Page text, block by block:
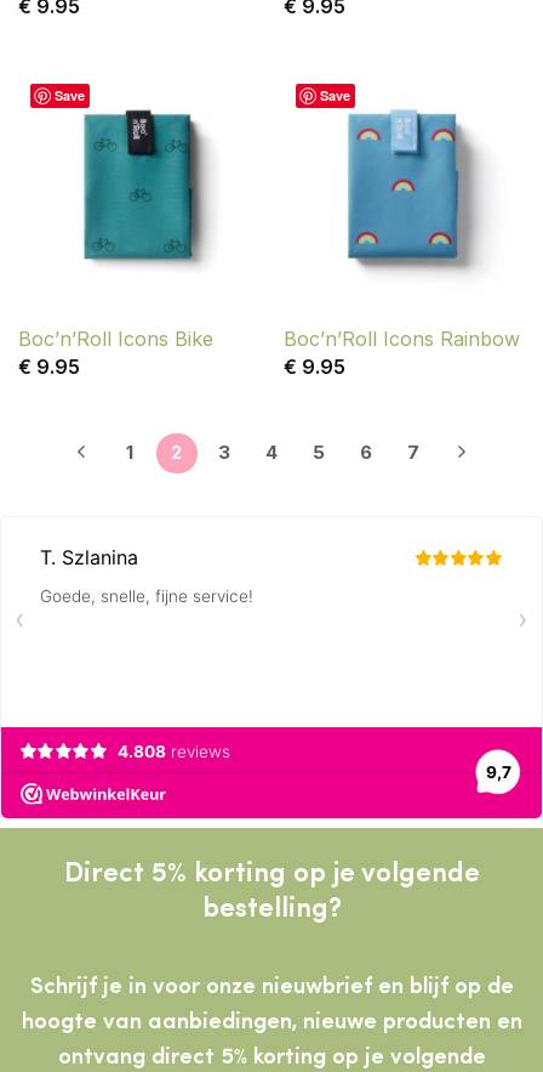
€ 9.95 € 9.95
Save
Boc’n’Roll Icons Bike
€ 9.95
Save
Boc’n’Roll Icons Rainbow
€ 9.95
1 2 3 4 5 6 7
Direct 5% korting op je volgende
bestelling?
Schrijf je in voor onze nieuwbrief en blijf op de
hoogte van aanbiedingen, nieuwe producten en
ontvang direct 5% korting op je volgende